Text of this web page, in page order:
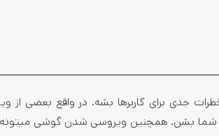
جدی برای کاربرها بشه. در واقع بعضی از
شما بشن. همچنین ویروسی شدن گوشی